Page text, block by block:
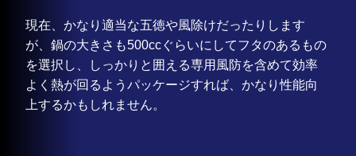
現在、かなり適当な五徳や風除けだったりします
が、鍋の大きさも500ccぐらいにしてフタのあるもの
を選択し、しっかりと囲える専用風防を含めて効率
よく熱が回るようパッケージすれば、かなり性能向
上するかもしれません。